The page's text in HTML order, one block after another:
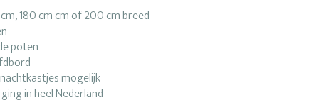
180 cm cm of 200 cm breed
poten
mogelijk
in heel Nederland